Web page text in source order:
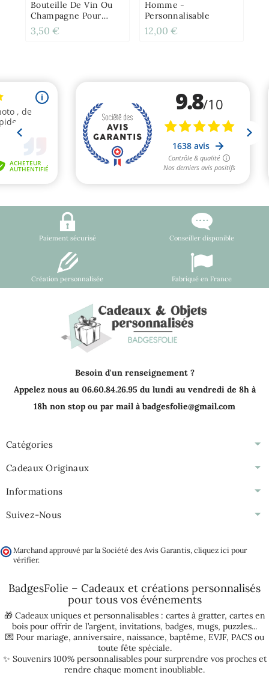
Bouteille De Vin Ou
Champagne Pour
Annonce Ou
Demande Originale
3,50 €
Homme -
Personnalisable
12,00 €
Paiement sécurisé Conseiller disponible
Création personnalisée Fabriqué en France
Besoin d'un renseignement ?
Appelez nous au 06.60.84.26.95 du lundi au vendredi de 8h à
18h non stop ou par mail à badgesfolie@gmail.com
Catégories
Cadeaux Originaux
Informations
Suivez-Nous
Marchand approuvé par la Société des Avis Garantis, cliquez ici pour
vérifier.
BadgesFolie – Cadeaux et créations personnalisés
pour tous vos événements
🎁 Cadeaux uniques et personnalisables : cartes à gratter, cartes en
bois pour offrir de l’argent, invitations, badges, mugs, puzzles...
💌 Pour mariage, anniversaire, naissance, baptême, EVJF, PACSou
toute fête spéciale.
✨ Souvenirs 100% personnalisables pour surprendre vos proches et
rendre chaque moment inoubliable.